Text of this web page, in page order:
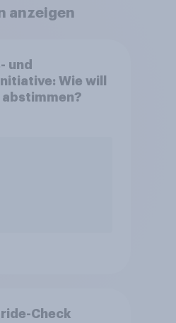
anzeigen
und
Wie will
Check